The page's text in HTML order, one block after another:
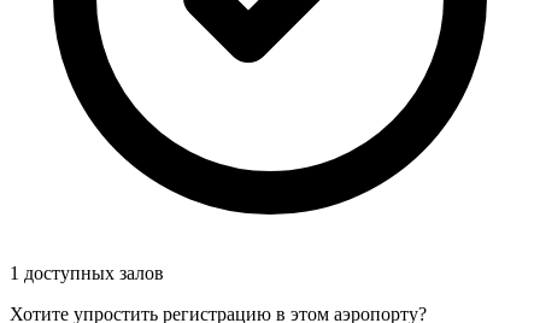
1 доступных залов
Хотите упростить регистрацию в этом аэропорту?